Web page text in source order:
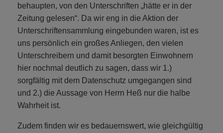
behaupten, von den Unterschriften „hätte er in der
Zeitung gelesen“. Da wir eng in die Aktion der
Unterschriftensammlung eingebunden waren, ist es
uns persönlich ein großes Anliegen, den vielen
Unterschreibern und damit besorgten Einwohnern
hier nochmal deutlich zu sagen, dass wir 1.)
sorgfältig mit dem Datenschutz umgegangen sind
und 2.) die Aussage von Herrn Heß nur die halbe
Wahrheit ist.
Zudem finden wir es bedauernswert, wie gleichgültig